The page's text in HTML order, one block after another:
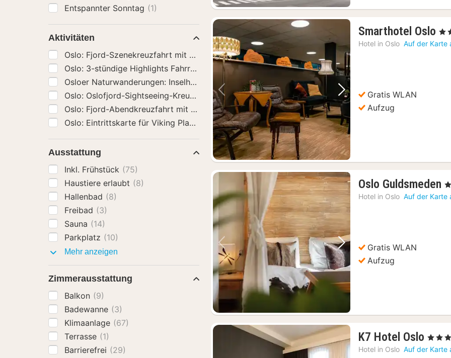
Vorheriges Bild Nächstes Bild
Smarthotel Oslo 1
, 3
Hotel in Oslo Auf der Karte
Gratis WLAN
Aufzug
Vorheriges Bild Nächstes Bild
Oslo Guldsmeden 1
,
Hotel in Oslo Auf der Karte
Gratis WLAN
Aufzug
K7 Hotel Oslo 1
, 3 Sterne
Hotel in Oslo Auf der Karte
Entspannter Sonntag (1)
Aktivitäten
Oslo: Fjord-Szenekreuzfahrt mit Audioguide-Kommentar(69)
Oslo: 3-stündige Highlights Fahrrad Tour (69)
Osloer Naturwanderungen: Inselhopping Tour
(69)
Oslo: Oslofjord-Sightseeing-Kreuzfahrt mit dem Segelschiff(69)
Oslo: Fjord-Abendkreuzfahrt mit Shrimps-Buffet(69)
Oslo: Eintrittskarte für Viking Planet
(69)
Ausstattung
Inkl. Frühstück (75)
Haustiere erlaubt (8)
Hallenbad (8)
Freibad (3)
Sauna (14)
Parkplatz (10)
Mehr anzeigen
Zimmerausstattung
Balkon (9)
Badewanne (3)
Klimaanlage (67)
Terrasse (1)
Barrierefrei (29)